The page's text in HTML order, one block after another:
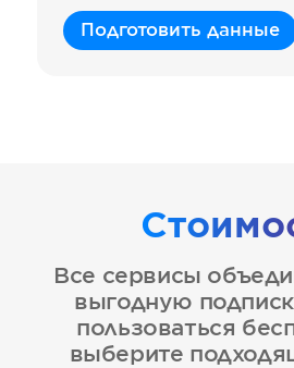
Подготовить данные
Все сервисы
выгодную
пользоваться
выберите